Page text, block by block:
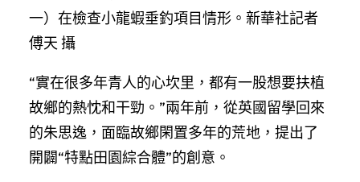
一）在檢查小龍蝦垂釣項目情形。新華社記者
傅天 攝
“實在很多年青人的心坎里，都有一股想要扶植
故鄉的熱忱和干勁。”兩年前，從英國留學回來
的朱思逸，面臨故鄉閑置多年的荒地，提出了
開闢“特點田園綜合體”的創意。